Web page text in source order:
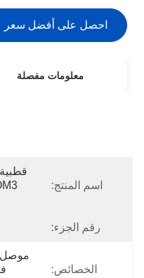
احصل على أفضل سعر
معلومات مفصلة
اسم المنتج:
رقم الجزء:
الخصائص: